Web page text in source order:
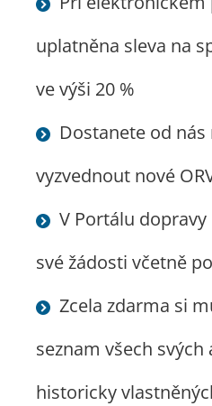
uplatněna sleva na
ve výši 20 %
Dostanete od
vyzvednout nové
V Portálu
své žádosti včetně
Zcela zdarma si
seznam všech
historicky